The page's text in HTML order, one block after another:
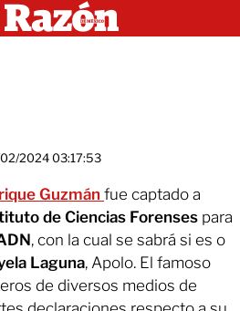
2024 03:17:53
Guzmán fue captado a
de Ciencias Forenses para
, con la cual se sabrá si es o
Laguna, Apolo. El famoso
de diversos medios de